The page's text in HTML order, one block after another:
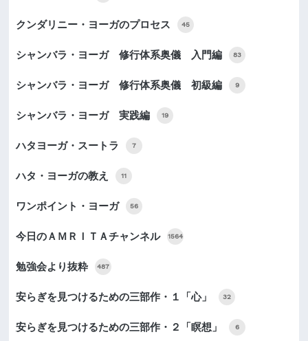
クンダリニー・ヨーガのプロセス 45
シャンバラ・ヨーガ 修行体系奥儀 入門編 83
シャンバラ・ヨーガ 修行体系奥儀 初級編 9
シャンバラ・ヨーガ 実践編 19
ハタヨーガ・スートラ 7
ハタ・ヨーガの教え 11
ワンポイント・ヨーガ 56
今日のＡＭＲＩＴＡチャンネル 1564
勉強会より抜粋 487
安らぎを見つけるための三部作・１「心」 32
安らぎを見つけるための三部作・２「瞑想」 6